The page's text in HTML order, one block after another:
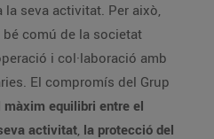
seva activitat. Per això,
amb
El compromís del Grup
màxim equilibri entre el
activitat, la protecció del